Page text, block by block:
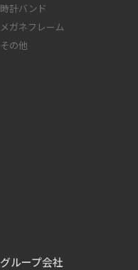
時計バンド
メガネフレーム
その他
グループ会社